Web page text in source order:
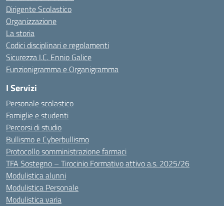
Dirigente Scolastico
Organizzazione
La storia
Codici disciplinari e regolamenti
Sicurezza I.C. Ennio Galice
Funzionigramma e Organigramma
I Servizi
Personale scolastico
Famiglie e studenti
Percorsi di studio
Bullismo e Cyberbullismo
Protocollo somministrazione farmaci
TFA Sostegno – Tirocinio Formativo attivo a.s. 2025/26
Modulistica alunni
Modulistica Personale
Modulistica varia